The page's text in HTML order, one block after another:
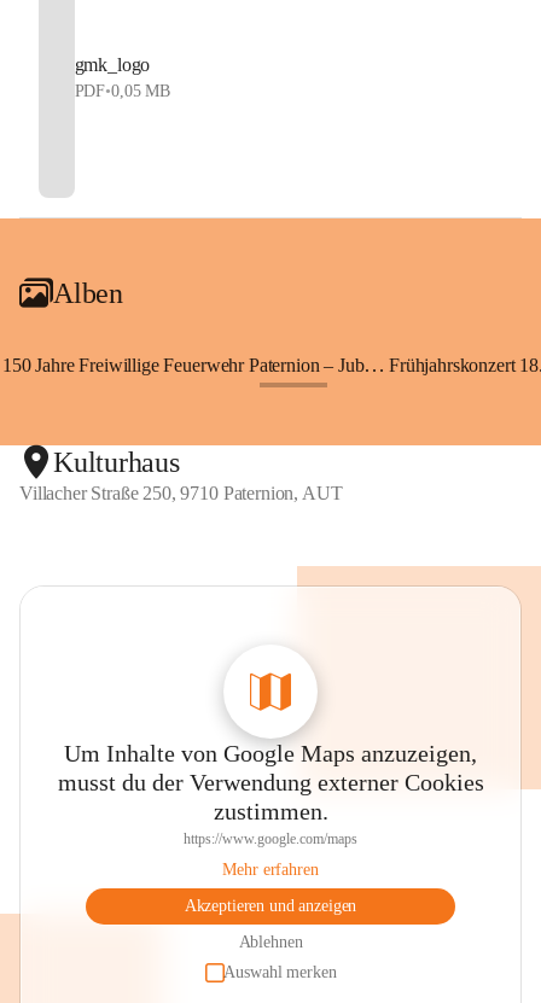
gmk_logo
PDF•0,05 MB
Alben
150 Jahre Freiwillige Feuerwehr Paternion – Jubiläumsfest Frühjahrskonzert
Kulturhaus
Villacher Straße 250, 9710 Paternion, AUT
Um Inhalte von Google Maps anzuzeigen,
musst du der Verwendung externer Cookies
zustimmen.
https://www.google.com/maps
Mehr erfahren
Akzeptieren und anzeigen
Ablehnen
Auswahl merken